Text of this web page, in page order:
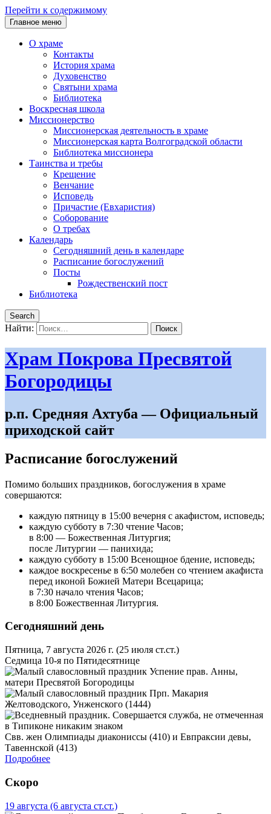
Перейти к содержимому
Главное меню
О храме
Контакты
История храма
Духовенство
Святыни храма
Библиотека
Воскресная школа
Миссионерство
Миссионерская деятельность в храме
Миссионерская карта Волгоградской области
Библиотека миссионера
Таинства и требы
Крещение
Венчание
Исповедь
Причастие (Евхаристия)
Соборование
О требах
Календарь
Сегодняшний день в календаре
Расписание богослужений
Посты
Рождественский пост
Библиотека
Search
Найти:
Храм Покрова Пресвятой
Богородицы
р.п. Средняя Ахтуба — Официальный
приходской сайт
Расписание богослужений
Помимо больших праздников, богослужения в храме
совершаются:
каждую пятницу в 15:00 вечерня с акафистом, исповедь;
каждую субботу в 7:30 чтение Часов;
в 8:00 — Божественная Литургия;
после Литургии — панихида;
каждую субботу в 15:00 Всенощное бдение, исповедь;
каждое воскресенье в 6:50 молебен со чтением акафиста
перед иконой Божией Матери Всецарица;
в 7:30 начало чтения Часов;
в 8:00 Божественная Литургия.
Сегодняшний день
Пятница, 7 августа 2026 г. (25 июля ст.ст.)
Седмица 10-я по Пятидесятнице
Успение прав. Анны,
матери Пресвятой Богородицы
Прп. Макария
Желтоводского, Унженского (1444)
Свв. жен Олимпиады диакониссы (410) и Евпраксии девы,
Тавеннской (413)
Подробнее
Скоро
19 августа (6 августа ст.ст.)